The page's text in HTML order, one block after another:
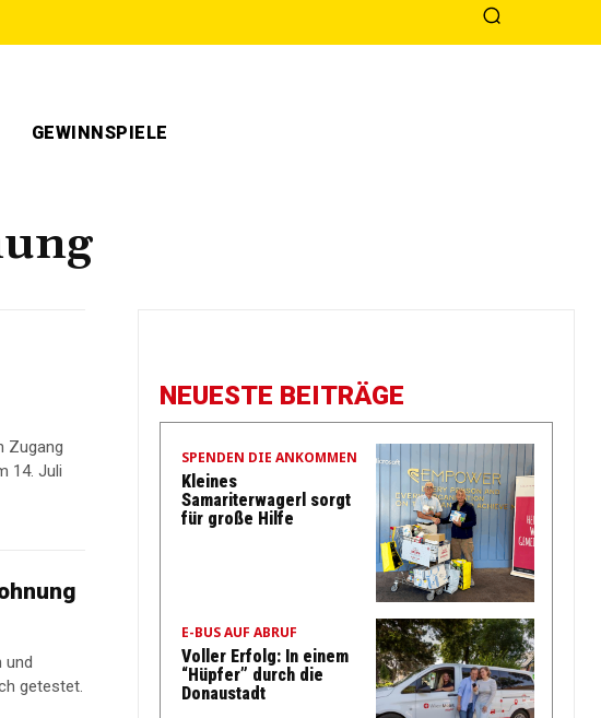
GEWINNSPIELE
Zugang
und
getestet.
NEUESTE BEITRÄGE
SPENDEN DIE ANKOMMEN
Kleines
Samariterwagerl sorgt
für große Hilfe
E-BUS AUF ABRUF
Voller Erfolg: In einem
“Hüpfer” durch die
Donaustadt